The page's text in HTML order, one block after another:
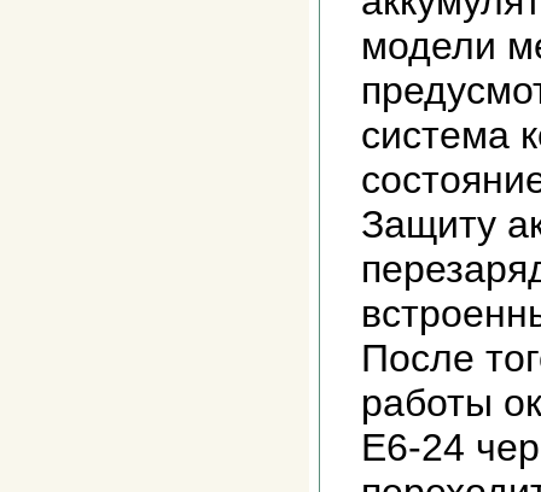
модели
система
Защиту
После
работы
Е6-24